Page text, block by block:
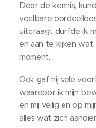
Door de kennis,
voelbare
uitdraagt durfde ik
en aan te kijken wat
moment.
Ook gaf hij vele
waardoor ik mijn
en mij veilig en op
alles wat zich